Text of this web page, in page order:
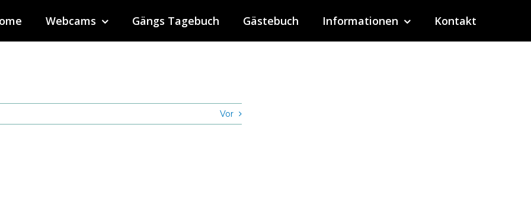
Webcams Gängs Tagebuch Gästebuch Informationen Kontakt
Vor